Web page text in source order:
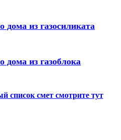
дома из газосиликата
дома из газоблока
список смет смотрите тут